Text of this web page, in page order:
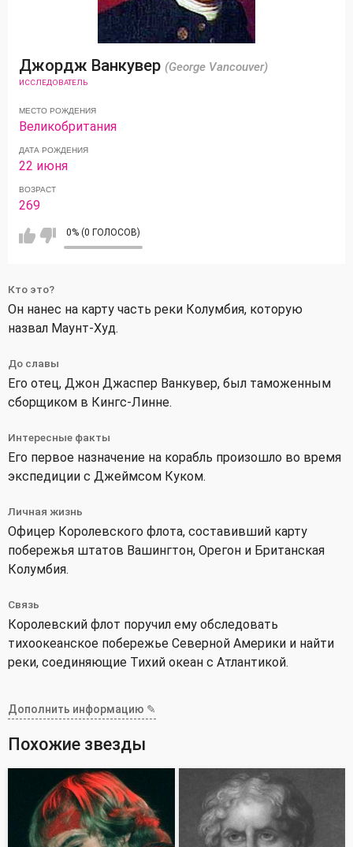
Джордж Ванкувер (George Vancouver)
ИССЛЕДОВАТЕЛЬ
МЕСТО РОЖДЕНИЯ
Великобритания
ДАТА РОЖДЕНИЯ
22 июня
ВОЗРАСТ
269
0% (0 ГОЛОСОВ)
Кто это?
Он нанес на карту часть реки Колумбия, которую
назвал Маунт-Худ.
До славы
Его отец, Джон Джаспер Ванкувер, был таможенным
сборщиком в Кингс-Линне.
Интересные факты
Его первое назначение на корабль произошло во время
экспедиции с Джеймсом Куком.
Личная жизнь
Офицер Королевского флота, составивший карту
побережья штатов Вашингтон, Орегон и Британская
Колумбия.
Связь
Королевский флот поручил ему обследовать
тихоокеанское побережье Северной Америки и найти
реки, соединяющие Тихий океан с Атлантикой.
Дополнить информацию ✎
Похожие звезды